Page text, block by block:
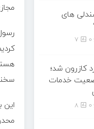
این
های
7
کازرون شد؛
خدمات
8